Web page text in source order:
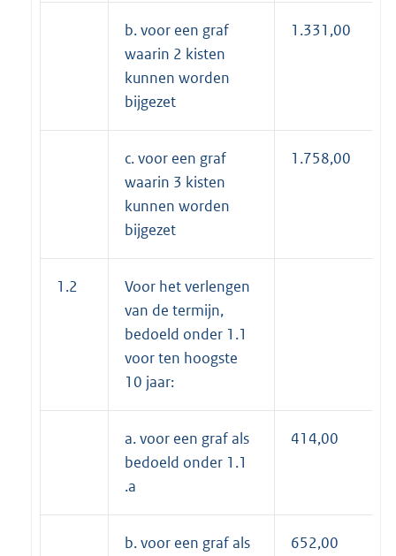
b. voor een graf
waarin 2 kisten
kunnen worden
bijgezet
1.331,00
c. voor een graf
waarin 3 kisten
kunnen worden
bijgezet
1.758,00
1.2
Voor het verlengen
van de termijn,
bedoeld onder 1.1
voor ten hoogste
10 jaar:
a. voor een graf als
bedoeld onder 1.1
.a
414,00
b. voor een graf als
652,00